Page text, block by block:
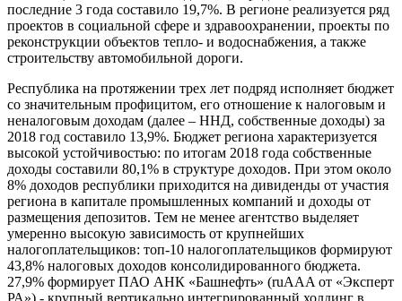
последние 3 года составило 19,7%. В регионе реализуется ряд
проектов в социальной сфере и здравоохранении, проекты по
реконструкции объектов тепло- и водоснабжения, а также
строительству автомобильной дороги.
Республика на протяжении трех лет подряд исполняет бюджет
со значительным профицитом, его отношение к налоговым и
неналоговым доходам (далее – ННД, собственные доходы) за
2018 год составило 13,9%. Бюджет региона характеризуется
высокой устойчивостью: по итогам 2018 года собственные
доходы составили 80,1% в структуре доходов. При этом около
8% доходов республики приходится на дивиденды от участия
региона в капитале промышленных компаний и доходы от
размещения депозитов. Тем не менее агентство выделяет
умеренно высокую зависимость от крупнейших
налогоплательщиков: топ-10 налогоплательщиков формируют
43,8% налоговых доходов консолидированного бюджета.
27,9% формирует ПАО АНК «Башнефть» (ruAAA от «Эксперт